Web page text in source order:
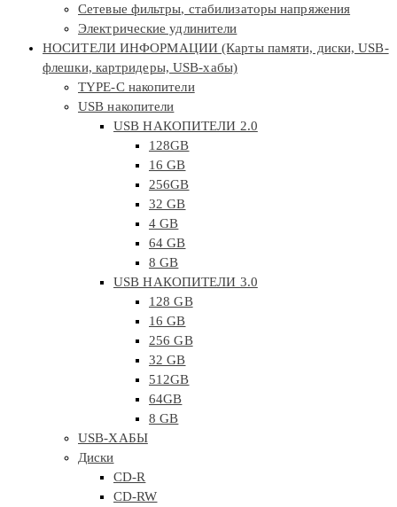
Сетевые фильтры, стабилизаторы напряжения
Электрические удлинители
НОСИТЕЛИ ИНФОРМАЦИИ (Карты памяти, диски, USB-
флешки, картридеры, USB-хабы)
TYPE-C накопители
USB накопители
USB НАКОПИТЕЛИ 2.0
128GB
16 GB
256GB
32 GB
4 GB
64 GB
8 GB
USB НАКОПИТЕЛИ 3.0
128 GB
16 GB
256 GB
32 GB
512GB
64GB
8 GB
USB-ХАБЫ
Диски
CD-R
CD-RW